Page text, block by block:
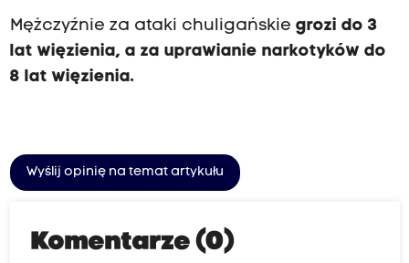
Mężczyźnie za ataki chuligańskie grozi do 3
lat więzienia, a za uprawianie narkotyków do
8 lat więzienia.
Wyślij opinię na temat artykułu
Komentarze (0)